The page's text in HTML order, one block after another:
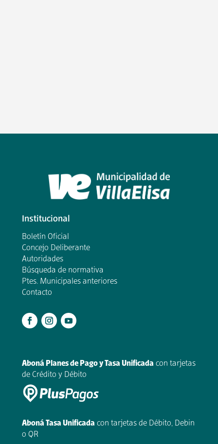
Institucional
Boletín Oficial
Concejo Deliberante
Autoridades
Búsqueda de normativa
Ptes. Municipales anteriores
Contacto
Aboná Planes de Pago y Tasa Unificada con tarjetas
de Crédito y Débito
Aboná Tasa Unificada con tarjetas de Débito, Debin
o QR